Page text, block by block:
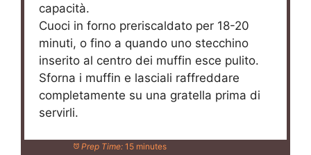
capacità.
Cuoci in forno preriscaldato per 18-20
minuti, o fino a quando uno stecchino
inserito al centro dei muffin esce pulito.
Sforna i muffin e lasciali raffreddare
completamente su una gratella prima di
servirli.
Prep Time: 15 minutes